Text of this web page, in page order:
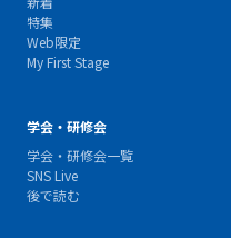
特集
Web限定
My First Stage
学会・研修会
学会・研修会一覧
SNS Live
後で読む